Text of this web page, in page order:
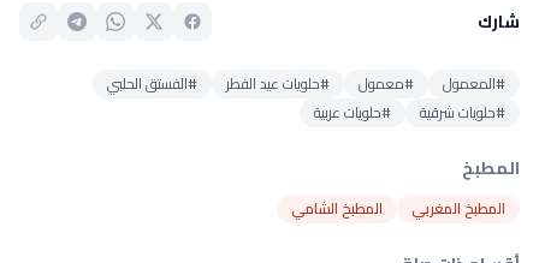
شارك
#المعمول #معمول #حلويات عيد الفطر
#الفستق الحلبي
#حلويات شرقية
#حلويات عربية
المطبخ
المطبخ المغربي المطبخ الشامي